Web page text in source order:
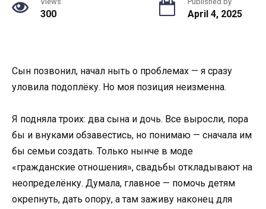
300 April 4, 2025
Сын позвонил, начал ныть о проблемах — я сразу
уловила подоплёку. Но моя позиция неизменна.
Я подняла троих: два сына и дочь. Все выросли, пора
бы и внуками обзавестись, но понимаю — сначала им
бы семьи создать. Только нынче в моде
«гражданские отношения», свадьбы откладывают на
неопределёнку. Думала, главное — помочь детям
окрепнуть, дать опору, а там заживу наконец для